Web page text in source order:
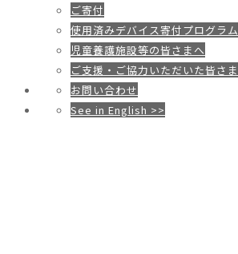
ご寄付
使用済みデバイス寄付プログラム
児童養護施設等の皆さまへ
ご支援・ご協力いただいた皆さま
お問い合わせ
See in English >>